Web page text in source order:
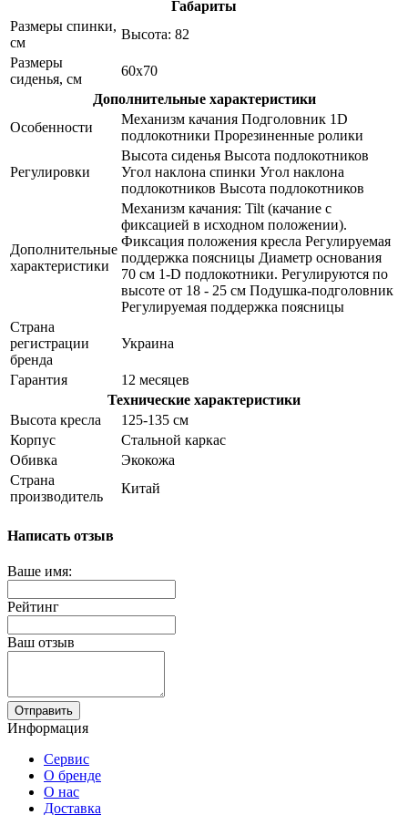
Габариты
Размеры спинки,
см
Высота: 82
Размеры
сиденья, см
60х70
Дополнительные характеристики
Особенности
Механизм качания Подголовник 1D
подлокотники Прорезиненные ролики
Регулировки
Высота сиденья Высота подлокотников
Угол наклона спинки Угол наклона
подлокотников Высота подлокотников
Дополнительные
характеристики
Механизм качания: Tilt (качание с
фиксацией в исходном положении).
Фиксация положения кресла Регулируемая
поддержка поясницы Диаметр основания
70 см 1-D подлокотники. Регулируются по
высоте от 18 - 25 см Подушка-подголовник
Регулируемая поддержка поясницы
Страна
регистрации
бренда
Украина
Гарантия
12 месяцев
Технические характеристики
Высота кресла
125-135 см
Корпус
Стальной каркас
Обивка
Экокожа
Страна
производитель
Китай
Написать отзыв
Ваше имя:
Рейтинг
Ваш отзыв
Отправить
Информация
Сервис
О бренде
О нас
Доставка